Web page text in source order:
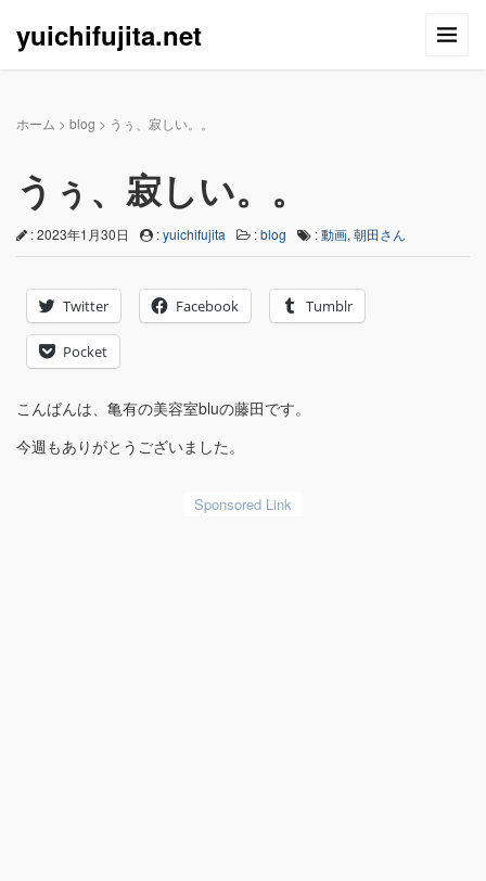
yuichifujita.net
ホーム > blog > うぅ、寂しい。。
うぅ、寂しい。。
: 2023年1月30日 :yuichifujita :blog :動画, 朝田さん
Twitter Facebook Tumblr
Pocket
こんばんは、亀有の美容室bluの藤田です。
今週もありがとうございました。